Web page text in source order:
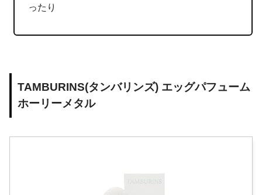
ったり
TAMBURINS(タンバリンズ) エッグパフューム
ホーリーメタル